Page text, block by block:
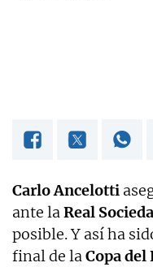
Carlo Ancelotti
ante laReal
posible. Y así ha
final de laCopa del